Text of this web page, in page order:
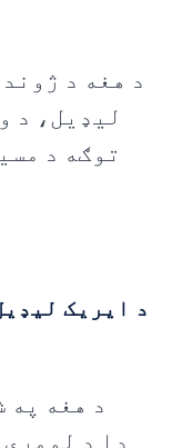
د هغه د
لیډیل، د
توګه د
د ایریک
د هغه په